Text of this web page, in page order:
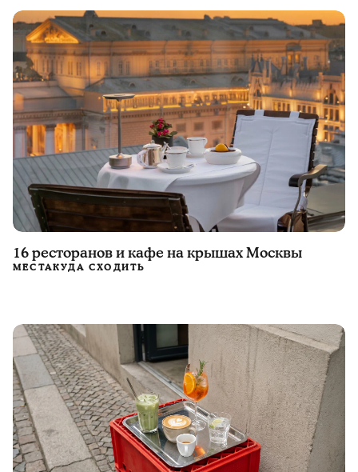
16 ресторанов и кафе на крышах Москвы
МЕСТАКУДА СХОДИТЬ